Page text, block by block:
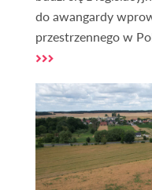
do awangardy
przestrzennego w
pierwsze duże
dotychczasowe
"konstytucją
wydarzenie jest tak
przegląda oferty
gruntów, procedurę